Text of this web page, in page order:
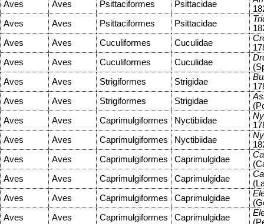
Aves
Aves Psittaciformes Psittacidae
Aves
Aves Psittaciformes Psittacidae
Aves
Aves Cuculiformes Cuculidae
Aves
Aves Cuculiformes Cuculidae
Aves
Aves Strigiformes Strigidae
Aves
Aves Strigiformes Strigidae
Aves
Aves Caprimulgiformes Nyctibiidae
Aves
Aves Caprimulgiformes Nyctibiidae
Aves
Aves Caprimulgiformes Caprimulgidae
Aves
Aves Caprimulgiformes Caprimulgidae
Aves
Aves Caprimulgiformes Caprimulgidae
Aves
Aves Caprimulgiformes Caprimulgidae